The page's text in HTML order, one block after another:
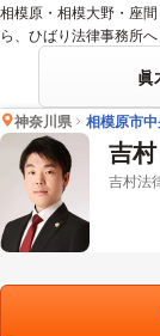
相模原・相模大野・座
ら、ひばり法律事務所
眞
神奈川県 相模原市
吉
吉村法